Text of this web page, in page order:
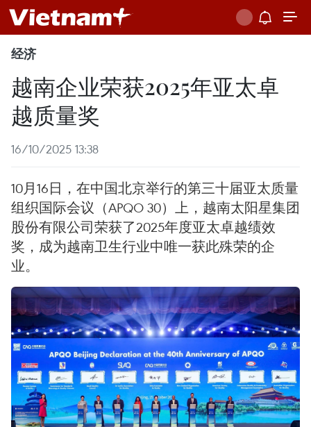
经济
越南企业荣获2025年亚太卓
越质量奖
16/10/2025 13:38
10月16日，在中国北京举行的第三十届亚太质量
组织国际会议（APQO 30）上，越南太阳星集团
股份有限公司荣获了2025年度亚太卓越绩效
奖，成为越南卫生行业中唯一获此殊荣的企
业。